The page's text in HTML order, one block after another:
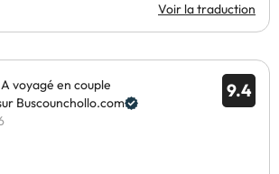
Voir la traduction
9.4
A voyagé en couple
Buscounchollo.com